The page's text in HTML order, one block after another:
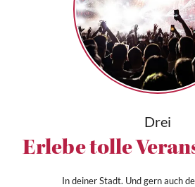
Drei
Erlebe tolle
In deiner Stadt. Und gern auch